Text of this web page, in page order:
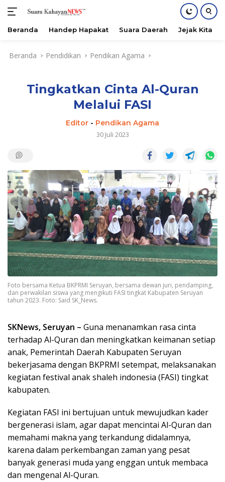
Beranda Handep Hapakat Suara Daerah Jejak Kita
Beranda Pendidikan Pendikan Agama
Tingkatkan Cinta Al-Quran
Melalui FASI
Editor - Pendikan Agama
30 Juli 2023
Foto bersama Ketua BKPRMI Seruyan, bersama dewan juri, pendamping,
dan perwakilan siswa yang mengikuti FASI tingkat Kabupaten Seruyan
tahun 2023. Foto: Said SK_News.
SKNews, Seruyan – Guna menanamkan rasa cinta
terhadap Al-Quran dan meningkatkan keimanan setiap
anak, Pemerintah Daerah Kabupaten Seruyan
bekerjasama dengan BKPRMI setempat, melaksanakan
kegiatan festival anak shaleh indonesia (FASI) tingkat
kabupaten.
Kegiatan FASI ini bertujuan untuk mewujudkan kader
bergenerasi islam, agar dapat mencintai Al-Quran dan
memahami makna yang terkandung didalamnya,
karena dalam perkembangan zaman yang pesat
banyak generasi muda yang enggan untuk membaca
dan mengenal Al-Quran.